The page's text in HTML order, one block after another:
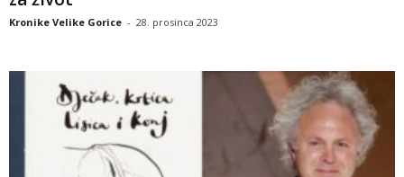
Kronike Velike Gorice - 28. prosinca 2023